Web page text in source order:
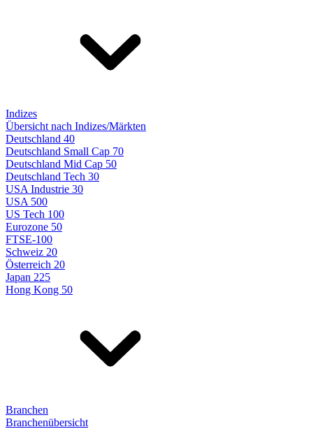
Indizes
Übersicht nach Indizes/Märkten
Deutschland 40
Deutschland Small Cap 70
Deutschland Mid Cap 50
Deutschland Tech 30
USA Industrie 30
USA 500
US Tech 100
Eurozone 50
FTSE-100
Schweiz 20
Österreich 20
Japan 225
Hong Kong 50
Branchen
Branchenübersicht